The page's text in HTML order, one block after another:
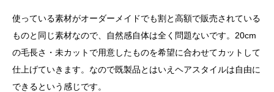
使っている素材がオーダーメイドでも割と高額で販売されている
ものと同じ素材なので、自然感自体は全く問題ないです。20cm
の毛長さ・未カットで用意したものを希望に合わせてカットして
仕上げていきます。なので既製品とはいえヘアスタイルは自由に
できるという感じです。